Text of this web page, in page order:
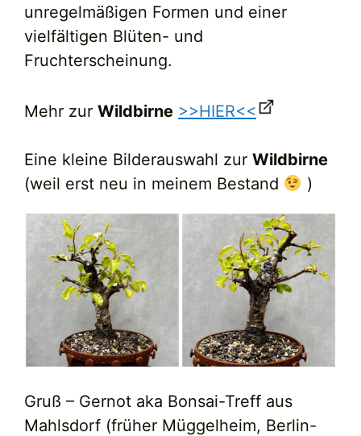
unregelmäßigen Formen und einer
vielfältigen Blüten- und
Fruchterscheinung.
Mehr zur Wildbirne >>HIER<<
Eine kleine Bilderauswahl zur Wildbirne
(weil erst neu in meinem Bestand
)
Gruß – Gernot aka Bonsai-Treff aus
Mahlsdorf (früher Müggelheim, Berlin-